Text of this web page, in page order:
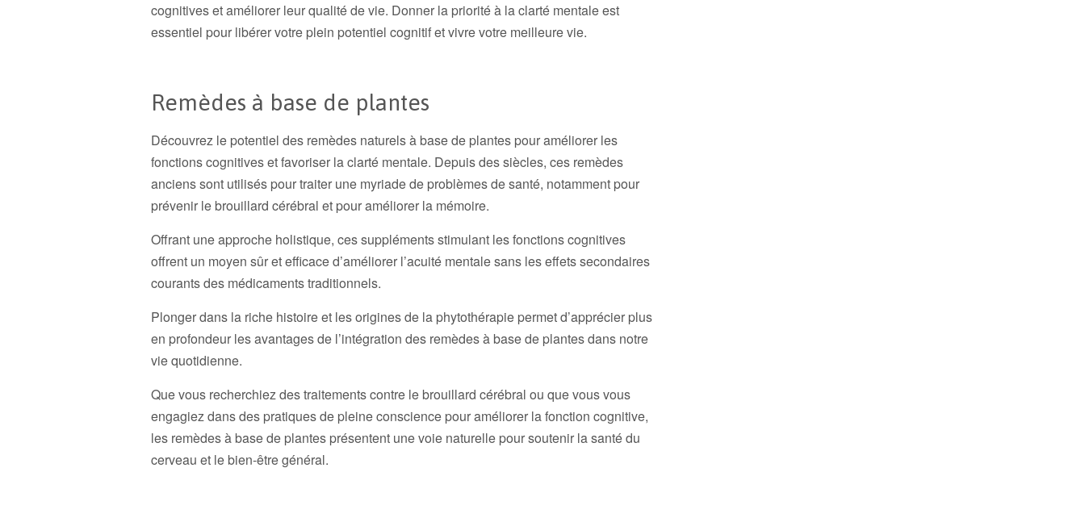
cognitives et améliorer leur qualité de vie. Donner la priorité à la clarté mentale est
essentiel pour libérer votre plein potentiel cognitif et vivre votre meilleure vie.
Remèdes à base de plantes
Découvrez le potentiel des remèdes naturels à base de plantes pour améliorer les
fonctions cognitives et favoriser la clarté mentale. Depuis des siècles, ces remèdes
anciens sont utilisés pour traiter une myriade de problèmes de santé, notamment pour
prévenir le brouillard cérébral et pour améliorer la mémoire.
Offrant une approche holistique, ces suppléments stimulant les fonctions cognitives
offrent un moyen sûr et efficace d’améliorer l’acuité mentale sans les effets secondaires
courants des médicaments traditionnels.
Plonger dans la riche histoire et les origines de la phytothérapie permet d’apprécier plus
en profondeur les avantages de l’intégration des remèdes à base de plantes dans notre
vie quotidienne.
Que vous recherchiez des traitements contre le brouillard cérébral ou que vous vous
engagiez dans des pratiques de pleine conscience pour améliorer la fonction cognitive,
les remèdes à base de plantes présentent une voie naturelle pour soutenir la santé du
cerveau et le bien-être général.